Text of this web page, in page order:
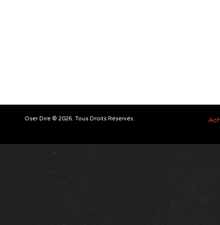
Oser Dire © 2026. Tous Droits Réservés.